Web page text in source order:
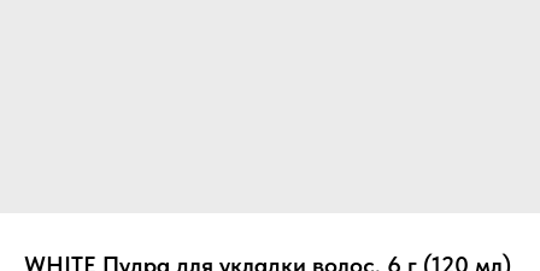
WHITE Пудра для укладки волос, 6 г (120 мл)